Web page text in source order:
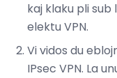
kaj klaku pli sub
elektu VPN.
Vi vidos du
IPsec VPN. La